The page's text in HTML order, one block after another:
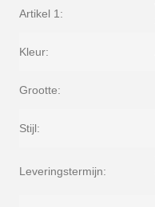
Artikel 1:
Kleur:
Grootte:
Stijl:
Leveringstermijn: